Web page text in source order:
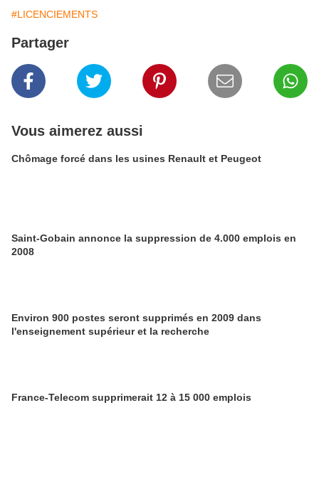
#LICENCIEMENTS
Partager
Vous aimerez aussi
Chômage forcé dans les usines Renault et Peugeot
Saint-Gobain annonce la suppression de 4.000 emplois en
2008
Environ 900 postes seront supprimés en 2009 dans
l'enseignement supérieur et la recherche
France-Telecom supprimerait 12 à 15 000 emplois